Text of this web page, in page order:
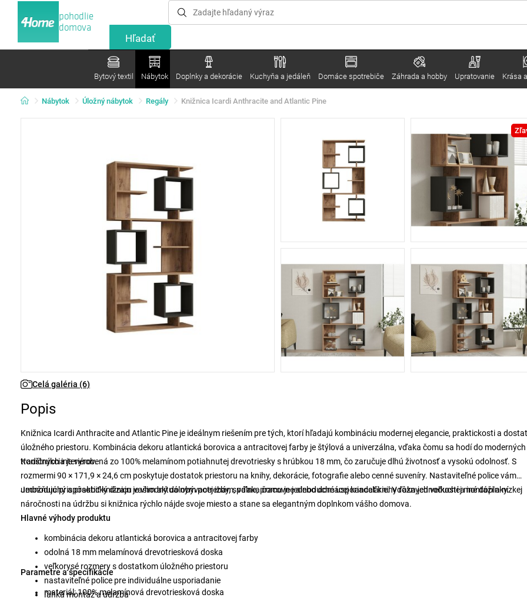
pohodlie
domova
Bytový textil Nábytok Doplnky a dekorácie Kuchyňa a jedáleň Domáce spotrebiče Záhrada a hobby Upratovanie Krása
Nábytok Úložný nábytok Regály Knižnica Icardi Anthracite and Atlantic Pine
Celá galéria (6)
Popis
Knižnica Icardi Anthracite and Atlantic Pine je ideálnym riešením pre tých, ktorí hľadajú kombináciu modernej elegancie, praktickosti a
úložného priestoru. Kombinácia dekoru atlantická borovica a antracitovej farby je štýlová a univerzálna, vďaka čomu sa hodí do moderných
tradičných interiérov.
Konštrukcia je vyrobená zo 100% melamínom potiahnutej drevotriesky s hrúbkou 18 mm, čo zaručuje dlhú životnosť a vysokú odolnosť. S
rozmermi 90 × 171,9 × 24,6 cm poskytuje dostatok priestoru na knihy, dekorácie, fotografie alebo cenné suveníry. Nastaviteľné police vám
umožňujú prispôsobiť knižnicu vašim aktuálnym potrebám, vďaka čomu je jednoduché usporiadať knihy rôznych veľkostí a iné doplnky.
Jednoduchý a praktický dizajn je vhodný do obývacej izby, spálne, pracovne alebo domácej kancelárie. Vďaka jednoduchej montáži a nízkej
náročnosti na údržbu si knižnica rýchlo nájde svoje miesto a stane sa elegantným doplnkom vášho domova.
Hlavné výhody produktu
kombinácia dekoru atlantická borovica a antracitovej farby
odolná 18 mm melamínová drevotriesková doska
veľkorysé rozmery s dostatkom úložného priestoru
nastaviteľné police pre individuálne usporiadanie
ľahká montáž a údržba
Parametre a špecifikácie
materiál: 100% melamínová drevotriesková doska